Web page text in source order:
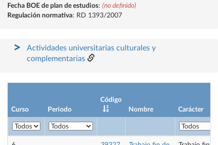
Fecha BOE de plan de estudios: (no definido)
Regulación normativa: RD 1393/2007
Actividades universitarias culturales y
complementarias
Curso Periodo
Código
Nombre
Carácter